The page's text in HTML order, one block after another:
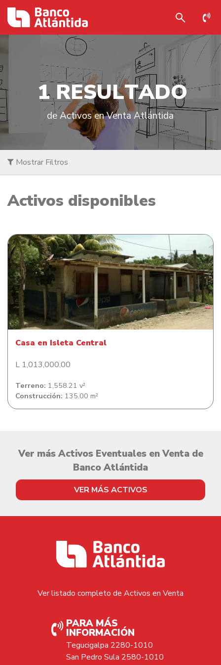
1 RESULTADO
de Activos en Venta Atlántida
Mostrar Filtros
Activos disponibles
Casa en Isleta Central
Casa en Isleta Central
L 1,013,000.00
Terreno: 1,558.21 v²
Construcción: 135.00 m²
Ver más Activos Eventuales en Venta de
Banco Atlántida
VER MÁS ACTIVOS
Ver listado completo de Activos en Venta
PARA MÁS
INFORMACIÓN
Tegucigalpa 2280-1010
San Pedro Sula 2580-1010